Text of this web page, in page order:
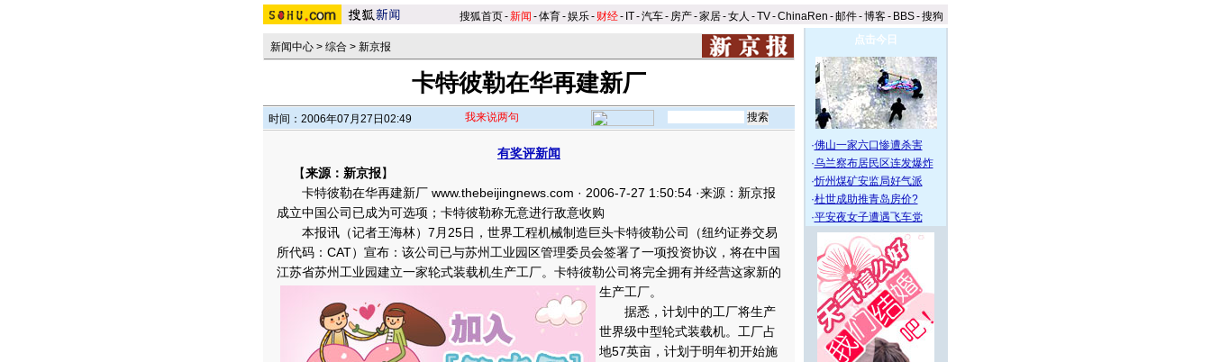
搜狐首页-新闻 -体育-娱乐- 财经- IT-汽车- 房产-家居-女人 -TV-ChinaRen -邮件-博客- BBS-搜狗
新闻中心 > 综合 > 新京报
卡特彼勒在华再建新厂
时间：2006年07月27日02:49 我来说两句
有奖评新闻
【来源：新京报】
卡特彼勒在华再建新厂 www.thebeijingnews.com · 2006-7-27 1:50:54 ·来源：新京报
成立中国公司已成为可选项；卡特彼勒称无意进行敌意收购
本报讯（记者王海林）7月25日，世界工程机械制造巨头卡特彼勒公司（纽约证券交易
所代码：CAT）宣布：该公司已与苏州工业园区管理委员会签署了一项投资协议，将在中国
江苏省苏州工业园建立一家轮式装载机生产工厂。 卡特彼勒公司将完全拥有并经营这家新的
生产工厂。
据悉，计划中的工厂将生产
世界级中型轮式装载机。工厂占
地57英亩，计划于明年初开始施
点击今日
·佛山一家六口惨遭杀害
·乌兰察布居民区连发爆炸
·忻州煤矿安监局好气派
·杜世成助推青岛房价?
·平安夜女子遭遇飞车党